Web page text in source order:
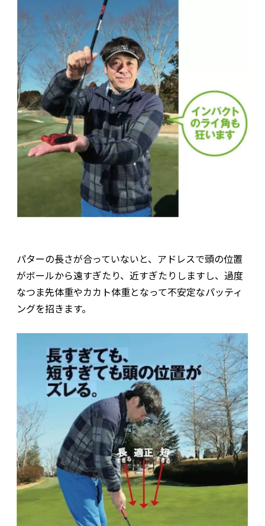
パターの長さが合っていないと、アドレスで頭の位置
がボールから遠すぎたり、近すぎたりしますし、過度
なつま先体重やカカト体重となって不安定なパッティ
ングを招きます。